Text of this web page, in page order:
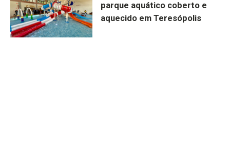
parque aquático coberto e
aquecido em Teresópolis